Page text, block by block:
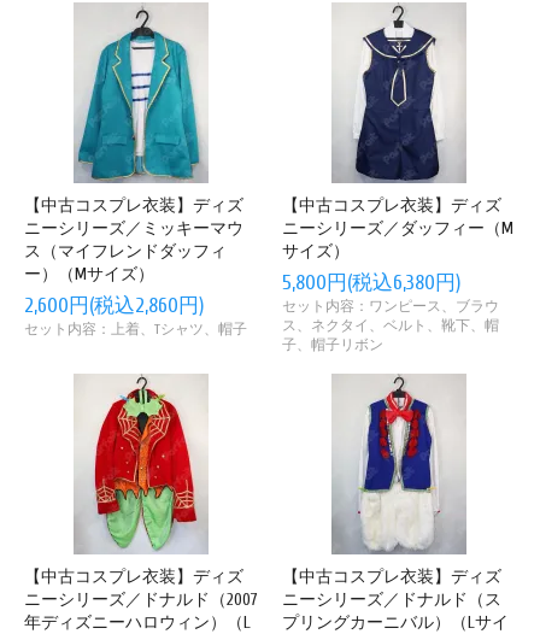
【中古コスプレ衣装】ディズ
ニーシリーズ／ミッキーマウ
ス（マイフレンドダッフィ
ー）（Mサイズ）
2,600円(税込2,860円)
セット内容：上着、Tシャツ、帽子
【中古コスプレ衣装】ディズ
ニーシリーズ／ダッフィー（M
サイズ）
5,800円(税込6,380円)
セット内容：ワンピース、ブラウ
ス、ネクタイ、ベルト、靴下、帽
子、帽子リボン
【中古コスプレ衣装】ディズ
ニーシリーズ／ドナルド（2007
年ディズニーハロウィン）（L
【中古コスプレ衣装】ディズ
ニーシリーズ／ドナルド（ス
プリングカーニバル）（Lサイ